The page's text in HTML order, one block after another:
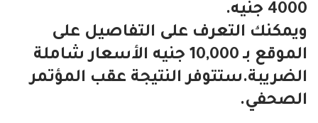
4000 جنيه.
ويمكنك التعرف على التفاصيل على
الموقع بـ 10,000 جنيه الأسعار شاملة
الضريبة.ستتوفر النتيجة عقب المؤتمر
الصحفي.